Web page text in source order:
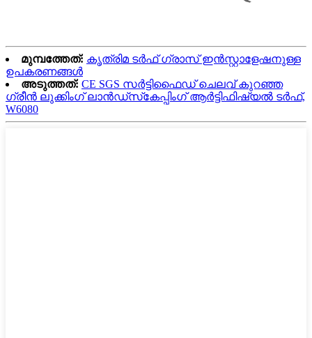
മുമ്പത്തേത്: കൃത്രിമ ടർഫ് ഗ്രാസ് ഇൻസ്റ്റാളേഷനുള്ള
ഉപകരണങ്ങൾ
അടുത്തത്: CE SGS സർട്ടിഫൈഡ് ചെലവ് കുറഞ്ഞ
ഗ്രീൻ ലുക്കിംഗ് ലാൻഡ്‌സ്‌കേപ്പിംഗ് ആർട്ടിഫിഷ്യൽ ടർഫ്,
W6080